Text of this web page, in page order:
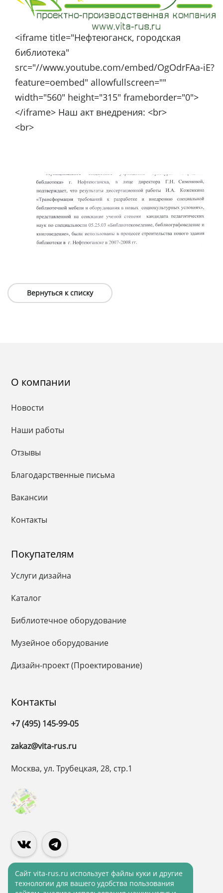
<iframe title="Нефтеюганск, городская
библиотека"
src="//www.youtube.com/embed/OgOdrFAa-iE?
feature=oembed" allowfullscreen=""
width="560" height="315" frameborder="0">
</iframe> Наш акт внедрения: <br>
<br>
Вернуться к списку
О компании
Новости
Наши работы
Отзывы
Благодарственные письма
Вакансии
Контакты
Покупателям
Услуги дизайна
Каталог
Библиотечное оборудование
Музейное оборудование
Дизайн-проект (Проектирование)
Контакты
+7 (495) 145-99-05
zakaz@vita-rus.ru
Москва, ул. Трубецкая, 28, стр.1
Политика конфиденциальности
Cайт vita-rus.ru использует файлы куки и другие
технологии для вашего удобства пользования